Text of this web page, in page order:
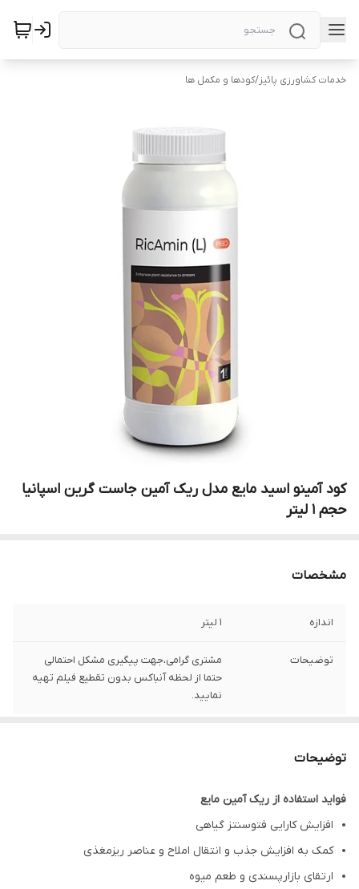
خدمات کشاورزی پائیز/کودها و مکمل ها
کود آمینو اسید مایع مدل ریک آمین جاست گرین اسپانیا
حجم 1 لیتر
مشخصات
اندازه 1 لیتر
توضیحات
مشتری گرامی،جهت پیگیری مشکل احتمالی
حتما از لحظه آنباکس بدون تقطیع فیلم تهیه
نمایید.
توضیحات
فواید استفاده از ریک آمین مایع
افزایش کارایی فتوسنتز گیاهی
کمک به افزایش جذب و انتقال املاح و عناصر ریزمغذی
ارتقای بازارپسندی و طعم میوه